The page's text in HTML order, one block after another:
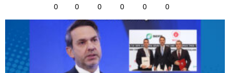
0 0 0 0 0 0